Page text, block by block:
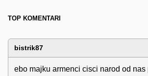
TOP KOMENTARI
bistrik87
ebo majku armenci cisci narod od nas